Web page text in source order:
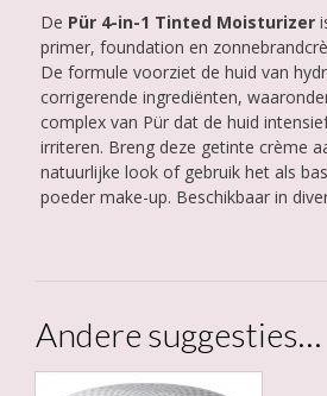
De Pür 4-in-1 Tinted Moisturizer
primer, foundation en
De formule voorziet de huid van
corrigerende ingrediënten,
complex van Pür dat de huid
irriteren. Breng deze getinte crème
natuurlijke look of gebruik het als
poeder make-up. Beschikbaar in
Andere suggesties…